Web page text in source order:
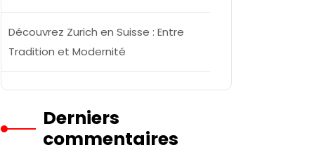
Découvrez Zurich en Suisse : Entre
Tradition et Modernité
Derniers
commentaires